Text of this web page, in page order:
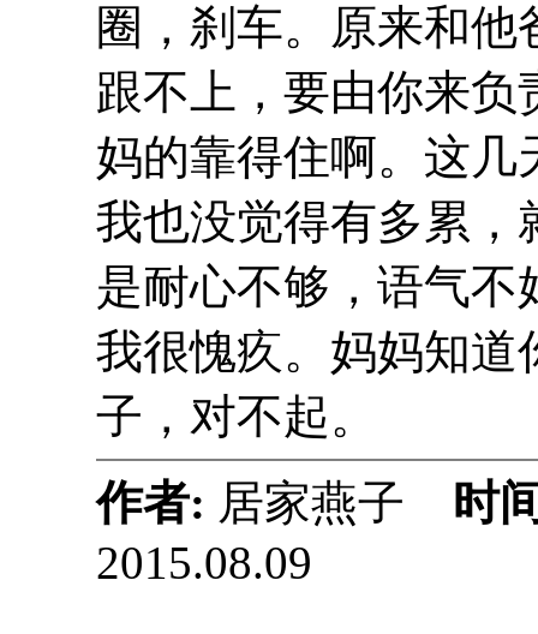
圈，刹车。原来和
跟不上，要由你来
妈的靠得住啊。这几
我也没觉得有多累，
是耐心不够，语气
我很愧疚。妈妈知道
子，对不起。
作者: 居家燕子 时
2015.08.09